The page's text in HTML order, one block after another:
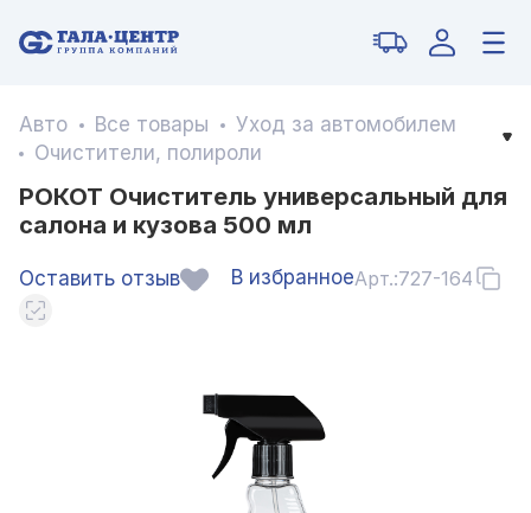
Авто Все товары
Уход за автомобилем
Очистители, полироли
РОКОТ Очиститель универсальный для
салона и кузова 500 мл
Оставить отзыв В избранноеАрт.:727-164